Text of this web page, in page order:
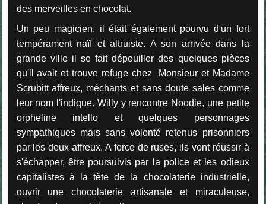
des merveilles en chocolat.
Un peu magicien, il était également pourvu d'un fort
tempérament naïf et altruiste. A son arrivée dans la
grande ville il se fait dépouiller des quelques pièces
qu'il avait et trouve refuge chez Monsieur et Madame
Scrubitt affreux, méchants et sans doute sales comme
leur nom l'indique. Willy y rencontre Noodle, une petite
orpheline intello et quelques personnages
sympathiques mais sans volonté retenus prisonniers
par les deux affreux. A force de ruses, ils vont réussir à
s'échapper, être poursuivis par la police et les odieux
capitalistes à la tête de la chocolaterie industrielle,
ouvrir une chocolaterie artisanale et miraculeuse,